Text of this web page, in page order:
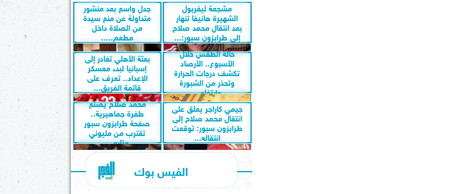
مشجعة ليفربول
الشهيرة هانيفا تنهار
بعد انتقال محمد صلاح
إلى طرابزون سبور:...
جدل واسع بعد منشور
متداولة عن منع سيدة
من الصلاة داخل
مطعم.....
حالة الطقس خلال
الأسبوع.. الأرصاد
تكشف درجات الحرارة
وتحذر من الشبورة
وارتفاع...
بعثة الأهلي تغادر إلى
إسبانيا لبدء معسكر
الإعداد.. تعرف على
قائمة الفريق...
جيمي كاراجر يعلق على
انتقال محمد صلاح إلى
طرابزون سبور: توقعت
انتقاله...
محمد صلاح يصنع
طفرة جماهيرية..
صفحة طرابزون سبور
تقترب من مليوني
متابع...
الفيس بوك